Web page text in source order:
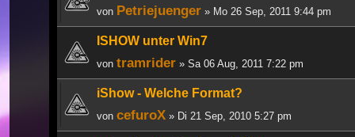
von Petriejuenger » Mo 26 Sep, 2011 9:44 pm
ISHOW unter Win7
von tramrider » Sa 06 Aug, 2011 7:22 pm
iShow - Welche Format?
von cefuroX » Di 21 Sep, 2010 5:27 pm